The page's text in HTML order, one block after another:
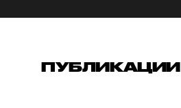
ПУБЛИКАЦИИ